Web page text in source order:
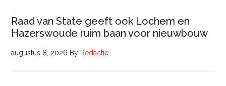
Raad van State geeft ook Lochem en
Hazerswoude ruim baan voor nieuwbouw
augustus 8, 2026 By Redactie